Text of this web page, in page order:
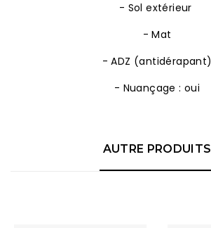
- Sol extérieur
- Mat
- ADZ (antidérapant)
- Nuançage : oui
AUTRE PRODUITS